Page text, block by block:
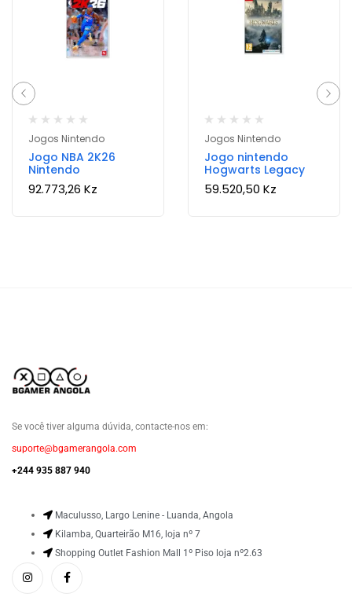
Jogos Nintendo
Jogo NBA 2K26
Nintendo
92.773,26 Kz
Jogos Nintendo
Jogo nintendo
Hogwarts Legacy
59.520,50 Kz
Se você tiver alguma dúvida, contacte-nos em:
suporte@bgamerangola.com
+244 935 887 940
Maculusso, Largo Lenine - Luanda, Angola
Kilamba, Quarteirão M16, loja nº 7
Shopping Outlet Fashion Mall 1º Piso loja nº2.63